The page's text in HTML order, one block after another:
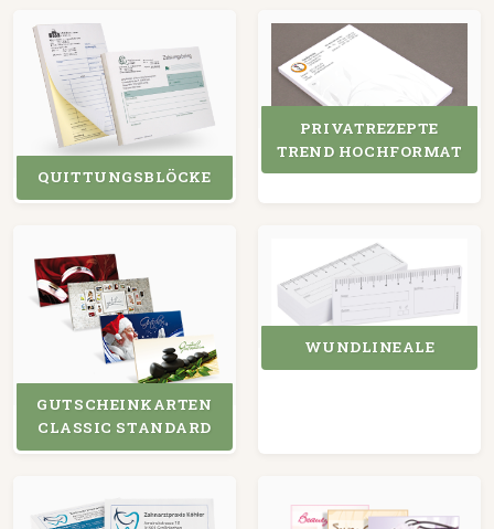
QUITTUNGSBLÖCKE
PRIVATREZEPTE
TREND HOCHFORMAT
GUTSCHEINKARTEN
CLASSIC STANDARD
WUNDLINEALE